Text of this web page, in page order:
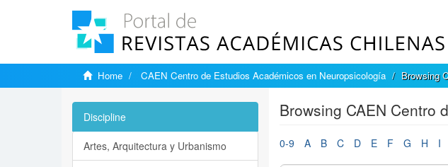
Home CAEN Centro de Estudios Académicos en Neuropsicología Browsing
Browsing CAEN Centro
0-9 A B C D E F G H I
Discipline
Artes, Arquitectura y Urbanismo